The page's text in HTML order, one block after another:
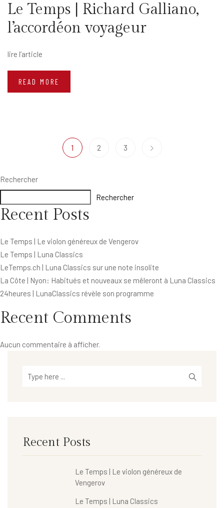
Le Temps | Richard Galliano,
l’accordéon voyageur
lire l’article
READ MORE
1 2 3
Rechercher
Rechercher
Recent Posts
Le Temps | Le violon généreux de Vengerov
Le Temps | Luna Classics
LeTemps.ch | Luna Classics sur une note insolite
La Côte | Nyon: Habitués et nouveaux se mêleront à Luna Classics
24heures | LunaClassics révèle son programme
Recent Comments
Aucun commentaire à afficher.
Recent Posts
Le Temps | Le violon généreux de
Vengerov
Le Temps | Luna Classics